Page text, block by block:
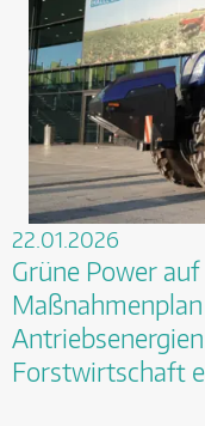
22.01.2026
Grüne Power
Forstwirtschaft